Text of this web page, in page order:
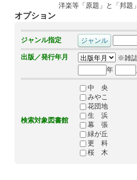
洋楽等「原題」と「邦題
オプション
ジャンル指定
出版／発行年月
※雑
年
検索対象図書館
中 央
みやこ
花団地
生 浜
幕 張
緑が丘
更 科
桜 木